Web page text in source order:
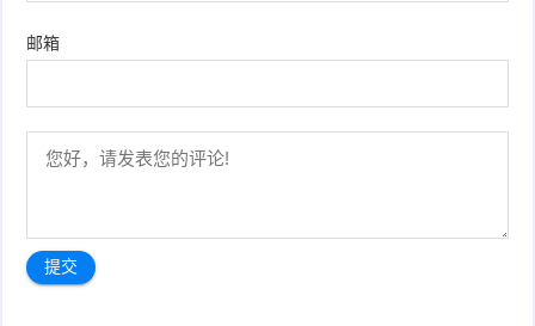
邮箱